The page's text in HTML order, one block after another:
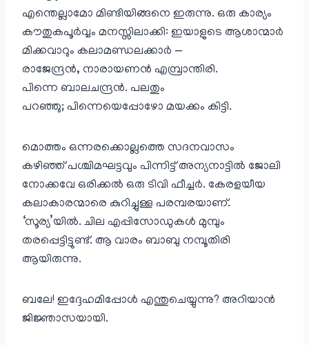
എന്തെല്ലാമോ മിണ്ടിയിങ്ങനെ ഇരുന്നു. ഒരു കാര്യം
കൗതുകപൂർവ്വം മനസ്സിലാക്കി: ഇയാളുടെ ആശാന്മാർ
മിക്കവാറും കലാമണ്ഡലക്കാർ —
രാജേന്ദ്രൻ, നാരായണൻ എമ്പ്രാന്തിരി.
പിന്നെ ബാലചന്ദ്രൻ. പലതും
പറഞ്ഞു; പിന്നെയെപ്പോഴോ മയക്കം കിട്ടി.
മൊത്തം ഒന്നരക്കൊല്ലത്തെ സദനവാസം
കഴിഞ്ഞ് പശ്ചിമഘട്ടവും പിന്നിട്ട് അന്യനാട്ടിൽ ജോലി
നോക്കവേ ഒരിക്കൽ ഒരു ടിവി ഫീച്ചർ. കേരളയീയ
കലാകാരന്മാരെ കുറിച്ചുള്ള പരമ്പരയാണ്.
‘സൂര്യ’യിൽ. ചില എപ്പിസോഡുകൾ മുമ്പും
തരപ്പെട്ടിട്ടുണ്ട്. ആ വാരം ബാബു നമ്പൂതിരി
ആയിരുന്നു.
ബലേ! ഇദ്ദേഹമിപ്പോൾ എന്തുചെയ്യുന്നു? അറിയാൻ
ജിജ്ഞാസയായി.